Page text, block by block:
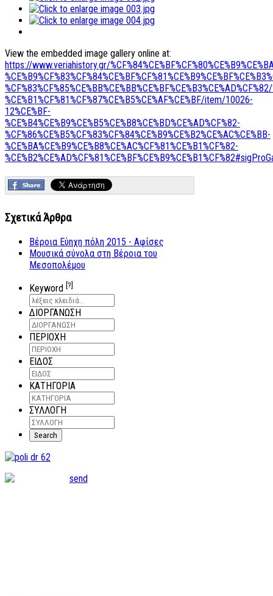
View the embedded image gallery online at:
https://www.veriahistory.gr/
%CE%B1%CF%81%CF%87%CE%B5%CE%AF%CE%BF/item/10026-
12%CE%BF-
%CE%B4%CE%B9%CE%B5%CE%B8%CE%BD%CE%AD%CF%82-
%CF%86%CE%B5%CF%83%CF%84%CE%B9%CE%B2%CE%AC%CE%BB-
%CE%BA%CE%B9%CE%B8%CE%AC%CF%81%CE%B1%CF%82-
Σχετικά Άρθρα
Βέροια Εύηχη πόλη 2015 - Αφίσες
Μουσικά σύνολα στη Βέροια του
Μεσοπολέμου
Keyword [?]
ΔΙΟΡΓΑΝΩΣΗ
ΠΕΡΙΟΧΗ
ΕΙΔΟΣ
ΚΑΤΗΓΟΡΙΑ
ΣΥΛΛΟΓΗ